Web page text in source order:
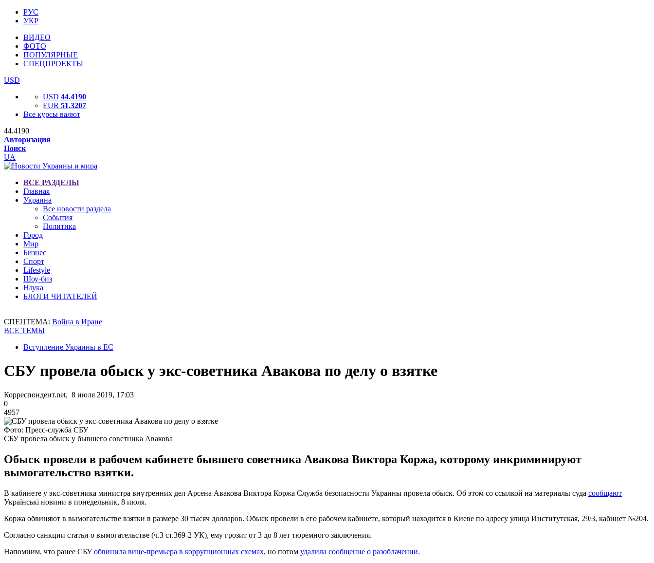
РУС
УКР
ВИДЕО
ФОТО
ПОПУЛЯРНЫЕ
СПЕЦПРОЕКТЫ
USD
USD 44.4190
EUR 51.3207
Все курсы валют
44.4190
Авторизация
Поиск
UA
ВСЕ РАЗДЕЛЫ
Главная
Украина
Все новости раздела
События
Политика
Город
Мир
Бизнес
Спорт
Lifestyle
Шоу-биз
Наука
БЛОГИ ЧИТАТЕЛЕЙ
СПЕЦТЕМА: Война в Иране
ВСЕ ТЕМЫ
Вступление Украины в ЕС
СБУ провела обыск у экс-советника Авакова по делу о взятке
Корреспондент.net, 8 июля 2019, 17:03
0
4957
Фото: Пресс-служба СБУ
СБУ провела обыск у бывшего советника Авакова
Обыск провели в рабочем кабинете бывшего советника Авакова Виктора Коржа, которому инкриминируют
вымогательство взятки.
В кабинете у экс-советника министра внутренних дел Арсена Авакова Виктора Коржа Служба безопасности Украины провела обыск. Об этом со ссылкой на материалы суда сообщают
Українські новини в понедельник, 8 июля.
Коржа обвиняют в вымогательстве взятки в размере 30 тысяч долларов. Обыск провели в его рабочем кабинете, который находится в Киеве по адресу улица Институтская, 29/3, кабинет №204.
Согласно санкции статьи о вымогательстве (ч.3 ст.369-2 УК), ему грозит от 3 до 8 лет тюремного заключения.
Напомним, что ранее СБУобвинила вице-премьера в коррупционных схемах, но потом удалила сообщение о разоблачении.